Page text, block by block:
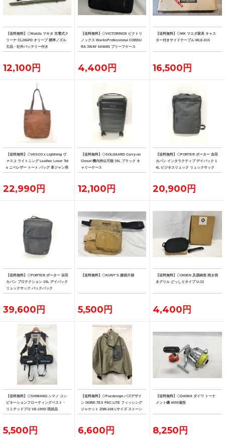
【送料無料】◇Makita マキタ 充電式ク
リーナ CL286FD オリーブ 標準ノズル
欠品・社外バッテリー付き
12,100円
【送料無料】◇VICTORINOX ビクトリ
ノックス WerksProfessional CORDU
RA 3WAY 604685 ブリーフケース
4,400円
【送料無料】◇MK マエダ家具 キャス
ター付きサイドテーブル MLE-015
16,500円
【送料無料】◇VASCO x Lightning ヴ
ァスコ ライトニング Leather Lover Tot
e ニベレザー トート バッグ 革ジャン用
トート
22,990円
【送料無料】◇SOLGAARD Carry-on
Closet 機内持込可能 39L ブラック キ
ャリーケース
12,100円
【送料無料】◇PORTER ポーター 吉田
カバン インタラクティブ デイパック 1
4L ビジネスリュック リュックサック
20,900円
【送料無料】◇PORTER ポーター 吉田
カバン プロテクション 15L デイパック
リュックサック バックパック
39,600円
【送料無料】◇KUNY'S 腰袋片側
5,500円
【送料無料】◇OIGEN 及源鋳造 焼き焼
きグリル どっしりタイプ U-33
4,400円
【送料無料】◇SHIMANO シマノ コン
ビネーションフローティングベスト・
リミテッドプロ VE-190D 現状品
5,500円
【送料無料】◇Pazdesign パズデザイ
ン GORE-TEX PAC LITE フィッシング
ジャケット ZGR-108 Lサイズ ストーン
系カラー
6,600円
【送料無料】◇DAIWA ダイワ トーナ
メント磯 4000遠投
8,250円